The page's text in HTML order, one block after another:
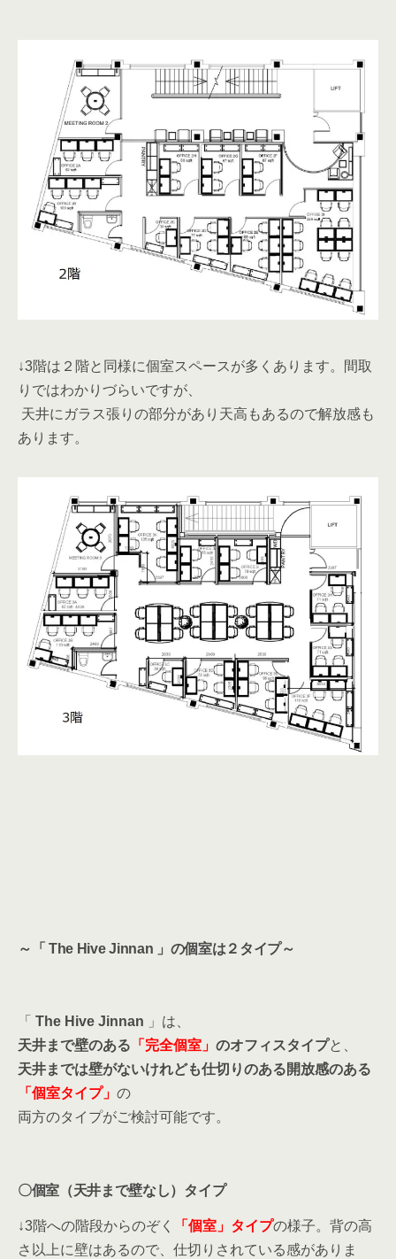
↓3階は２階と同様に個室スペースが多くあります。間取
りではわかりづらいですが、
天井にガラス張りの部分があり天高もあるので解放感も
あります。
～「 The Hive Jinnan 」の個室は２タイプ～
「 The Hive Jinnan
」は、
天井まで壁のある 「完全個室」 のオフィスタイプと、
天井までは壁がないけれども仕切りのある開放感のある
「個室タイプ」 の
両方のタイプがご検討可能です。
〇個室（天井まで壁なし）タイプ
↓3階への階段からのぞく 「個室」タイプの様子。背の高
さ以上に壁はあるので、仕切りされている感がありま